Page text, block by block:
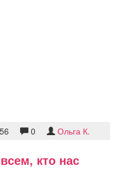
0 Ольга К.
кто нас